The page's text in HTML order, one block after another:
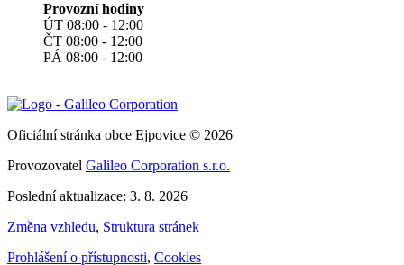
Provozní hodiny
ÚT 08:00 - 12:00
ČT 08:00 - 12:00
PÁ 08:00 - 12:00
Oficiální stránka obce Ejpovice © 2026
Provozovatel Galileo Corporation s.r.o.
Poslední aktualizace: 3. 8. 2026
Změna vzhledu, Struktura stránek
Prohlášení o přístupnosti, Cookies